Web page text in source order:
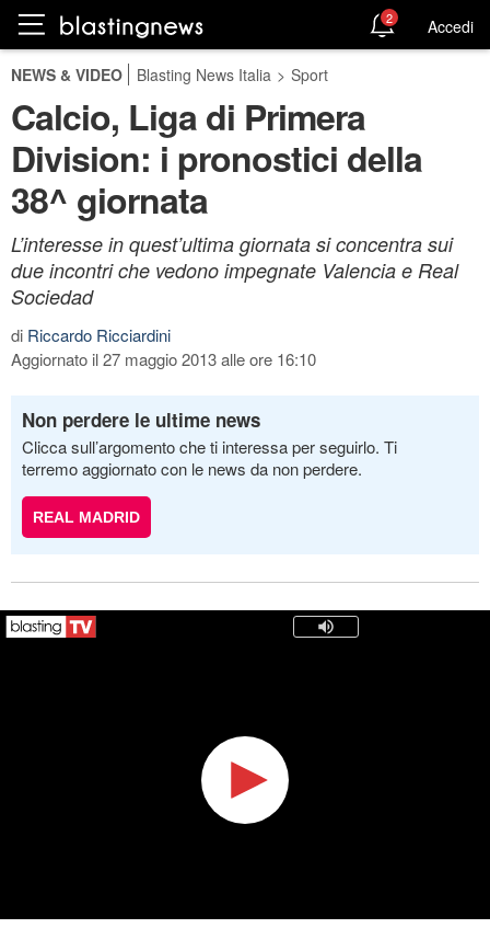
2 Accedi
NEWS & VIDEO Blasting News Italia > Sport
Calcio, Liga di Primera
Division: i pronostici della
38^ giornata
L’interesse in quest’ultima giornata si concentra sui
due incontri che vedono impegnate Valencia e Real
Sociedad
di Riccardo Ricciardini
Aggiornato il 27 maggio 2013 alle ore 16:10
Non perdere le ultime news
Clicca sull’argomento che ti interessa per seguirlo. Ti
terremo aggiornato con le news da non perdere.
REAL MADRID